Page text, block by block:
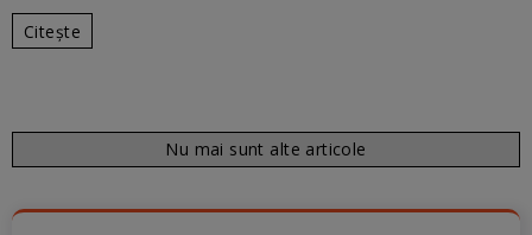
Citește
Nu mai sunt alte articole